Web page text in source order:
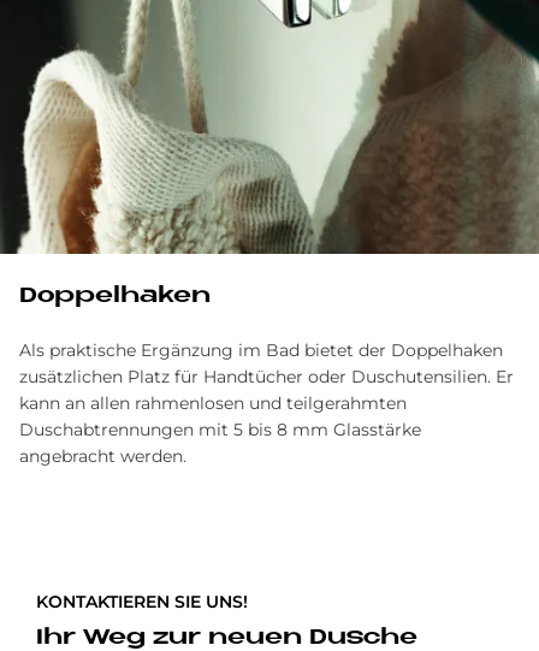
Doppelhaken
Als praktische Ergänzung im Bad bietet der Doppelhaken
zusätzlichen Platz für Handtücher oder Duschutensilien. Er
kann an allen rahmenlosen und teilgerahmten
Duschabtrennungen mit 5 bis 8 mm Glasstärke
angebracht werden.
KONTAKTIEREN SIE UNS!
Ihr Weg zur neuen Dusche